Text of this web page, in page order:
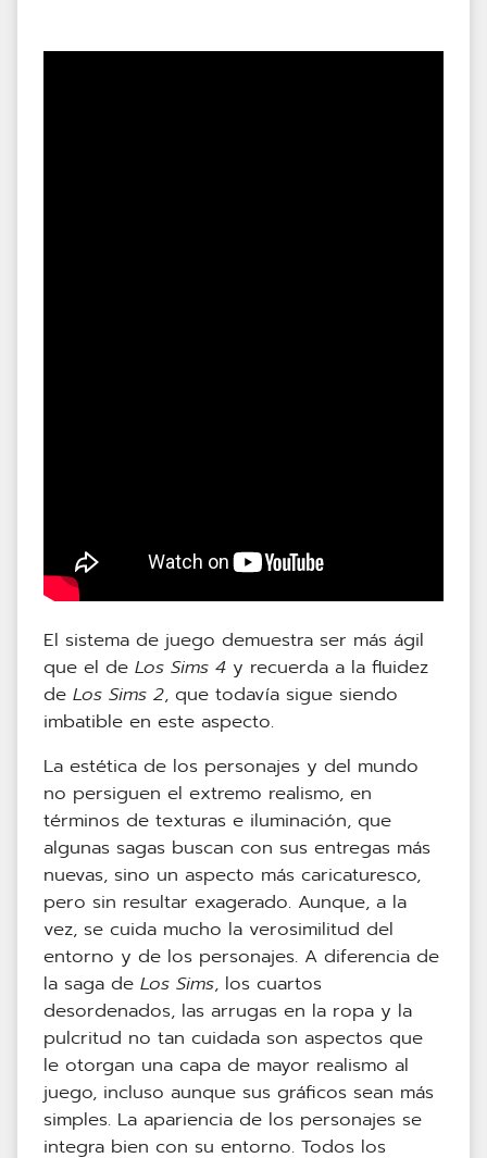
El sistema de juego demuestra ser más ágil
que el de Los Sims 4 y recuerda a la fluidez
de Los Sims 2, que todavía sigue siendo
imbatible en este aspecto.
La estética de los personajes y del mundo
no persiguen el extremo realismo, en
términos de texturas e iluminación, que
algunas sagas buscan con sus entregas más
nuevas, sino un aspecto más caricaturesco,
pero sin resultar exagerado. Aunque, a la
vez, se cuida mucho la verosimilitud del
entorno y de los personajes. A diferencia de
la saga de Los Sims, los cuartos
desordenados, las arrugas en la ropa y la
pulcritud no tan cuidada son aspectos que
le otorgan una capa de mayor realismo al
juego, incluso aunque sus gráficos sean más
simples. La apariencia de los personajes se
integra bien con su entorno. Todos los